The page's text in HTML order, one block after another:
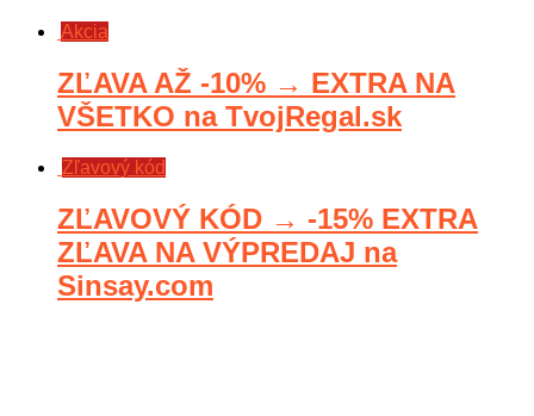
Akcia
ZĽAVA AŽ -10% → EXTRA NA
VŠETKO na TvojRegal.sk
Zľavový kód
ZĽAVOVÝ KÓD → -15% EXTRA
ZĽAVA NA VÝPREDAJ na
Sinsay.com